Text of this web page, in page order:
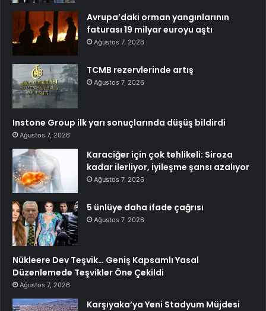
Avrupa’daki orman yangınlarının
faturası 19 milyar euroyu aştı
Ağustos 7, 2026
TCMB rezervlerinde artış
Ağustos 7, 2026
Instone Group ilk yarı sonuçlarında düşüş bildirdi
Ağustos 7, 2026
Karaciğer için çok tehlikeli: Siroza
kadar ilerliyor, iyileşme şansı azalıyor
Ağustos 7, 2026
5 ünlüye daha ifade çağrısı
Ağustos 7, 2026
Nükleere Dev Teşvik… Geniş Kapsamlı Yasal
Düzenlemede Teşvikler Öne Çekildi
Ağustos 7, 2026
Karşıyaka’ya Yeni Stadyum Müjdesi